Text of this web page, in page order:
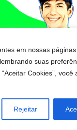
em nossas
suas
Cookies”, você
Rejeitar